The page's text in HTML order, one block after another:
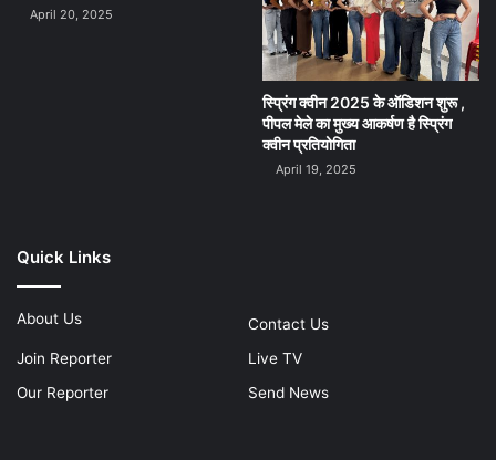
April 20, 2025
स्प्रिंग क्वीन 2025 के ऑडिशन शुरू ,
पीपल मेले का मुख्य आकर्षण है स्प्रिंग
क्वीन प्रतियोगिता
April 19, 2025
Quick Links
About Us
Contact Us
Join Reporter
Live TV
Our Reporter
Send News